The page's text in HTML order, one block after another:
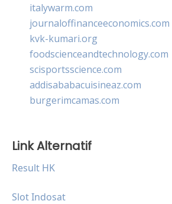
italywarm.com
journaloffinanceeconomics.com
kvk-kumari.org
foodscienceandtechnology.com
scisportsscience.com
addisababacuisineaz.com
burgerimcamas.com
Link Alternatif
Result HK
Slot Indosat